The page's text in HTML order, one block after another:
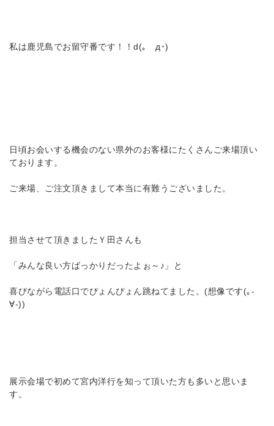
私は鹿児島でお留守番です！！d(｡ゝд･)
日頃お会いする機会のない県外のお客様にたくさんご来場頂い
ております。
ご来場、ご注文頂きまして本当に有難うございました。
担当させて頂きましたＹ田さんも
「みんな良い方ばっかりだったよぉ～♪」と
喜びながら電話口でぴょんぴょん跳ねてました。(想像です(｡-
∀-))
展示会場で初めて宮内洋行を知って頂いた方も多いと思いま
す。